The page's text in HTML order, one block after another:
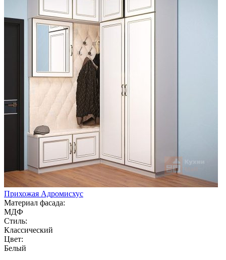
Прихожая Адромисхус
Материал фасада:
МДФ
Стиль:
Классический
Цвет:
Белый